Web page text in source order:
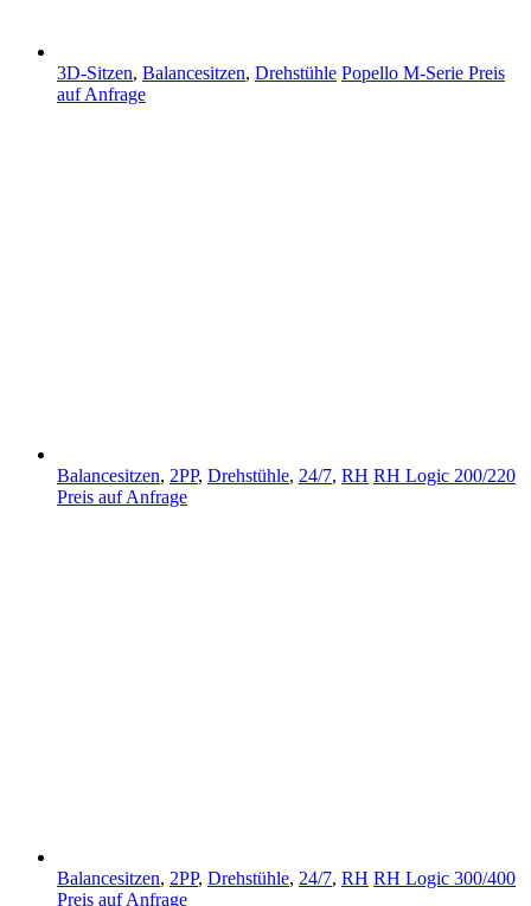
3D-Sitzen, Balancesitzen, Drehstühle Popello M-Serie Preis
auf Anfrage
Balancesitzen, 2PP, Drehstühle, 24/7, RH RH Logic 200/220
Preis auf Anfrage
Balancesitzen, 2PP, Drehstühle, 24/7, RH RH Logic 300/400
Preis auf Anfrage